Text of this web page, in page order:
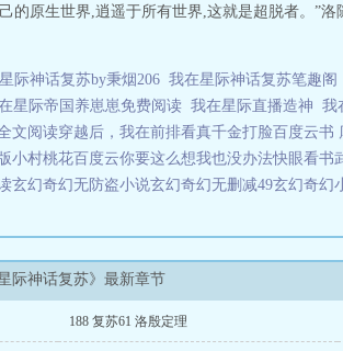
原生世界,逍遥于所有世界,这就是超脱者。”
际神话复苏by秉烟206 我在星际神话复苏笔趣阁
星际帝国养崽崽免费阅读 我在星际直播造神 我
文阅读穿越后，我在前排看真千金打脸百度云书
小村桃花百度云你要这么想我也没办法快眼看书
玄幻奇幻无防盗小说玄幻奇幻无删减49玄幻奇幻
际神话复苏》最新章节
188 复苏61 洛殷定理